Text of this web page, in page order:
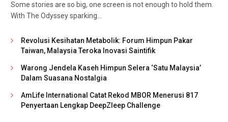
Some stories are so big, one screen is not enough to hold them.
With The Odyssey sparking…
Revolusi Kesihatan Metabolik: Forum Himpun Pakar
Taiwan, Malaysia Teroka Inovasi Saintifik
Warong Jendela Kaseh Himpun Selera ‘Satu Malaysia’
Dalam Suasana Nostalgia
AmLife International Catat Rekod MBOR Menerusi 817
Penyertaan Lengkap DeepZleep Challenge